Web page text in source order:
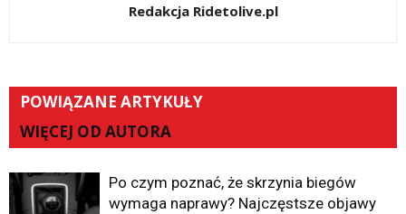
Redakcja Ridetolive.pl
POWIĄZANE ARTYKUŁY
WIĘCEJ OD AUTORA
Po czym poznać, że skrzynia biegów
wymaga naprawy? Najczęstsze objawy